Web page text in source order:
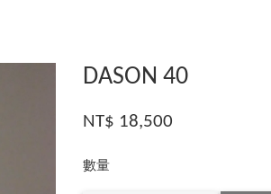
DASON 40
NT$ 18,500
數量